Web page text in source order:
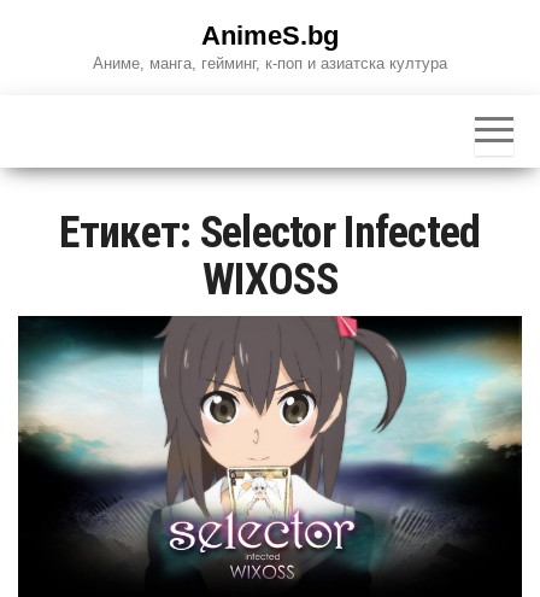
AnimeS.bg
Аниме, манга, гейминг, к-поп и азиатска култура
Етикет: Selector Infected
WIXOSS